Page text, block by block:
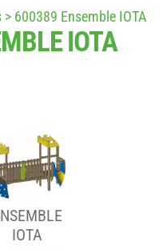
600389 Ensemble IOTA
IOTA
IOTA